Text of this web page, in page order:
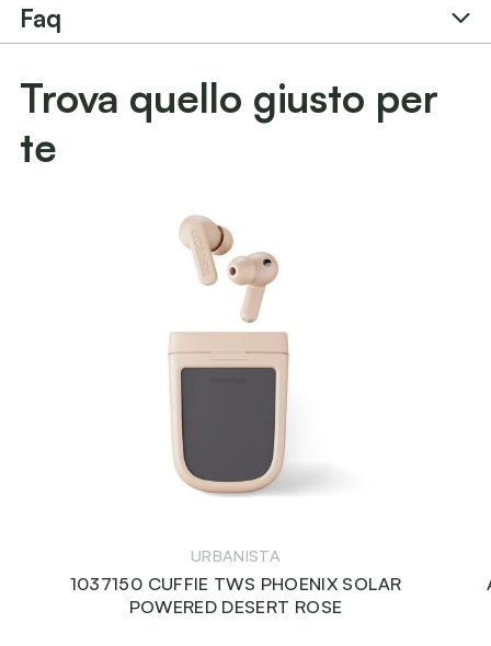
Trova quello giusto per
te
URBANISTA
1037150 CUFFIE TWS PHOENIX SOLAR
POWERED DESERT ROSE
Faq